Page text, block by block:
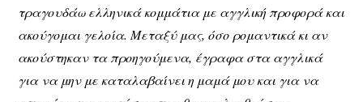
τραγουδάω ελληνικά κομμάτια με αγγλική προφορά και
ακούγομαι γελοία. Μεταξύ μας, όσο ρομαντικά κι αν
ακούστηκαν τα προηγούμενα, έγραφα στα αγγλικά
για να μην με καταλαβαίνει η μαμά μου και για να